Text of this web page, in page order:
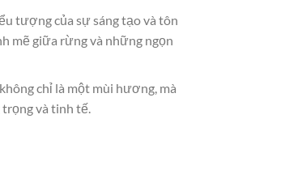
tượng của sự sáng tạo và tôn
mẽ giữa rừng và những ngọn
chỉ là một mùi hương, mà
trọng và tinh tế.